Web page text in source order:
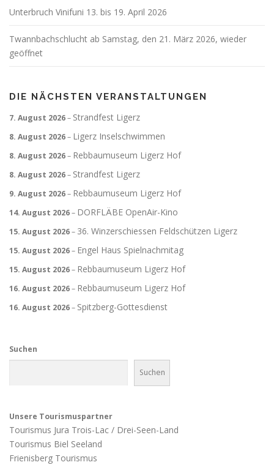
Unterbruch Vinifuni 13. bis 19. April 2026
Twannbachschlucht ab Samstag, den 21. März 2026, wieder
geöffnet
DIE NÄCHSTEN VERANSTALTUNGEN
7. August 2026– Strandfest Ligerz
8. August 2026– Ligerz Inselschwimmen
8. August 2026– Rebbaumuseum Ligerz Hof
8. August 2026– Strandfest Ligerz
9. August 2026– Rebbaumuseum Ligerz Hof
14. August 2026– DORFLÄBE OpenAir-Kino
15. August 2026– 36. Winzerschiessen Feldschützen Ligerz
15. August 2026– Engel Haus Spielnachmitag
15. August 2026– Rebbaumuseum Ligerz Hof
16. August 2026– Rebbaumuseum Ligerz Hof
16. August 2026– Spitzberg-Gottesdienst
Suchen
Suchen
Unsere Tourismuspartner
Tourismus Jura Trois-Lac / Drei-Seen-Land
Tourismus Biel Seeland
Frienisberg Tourismus